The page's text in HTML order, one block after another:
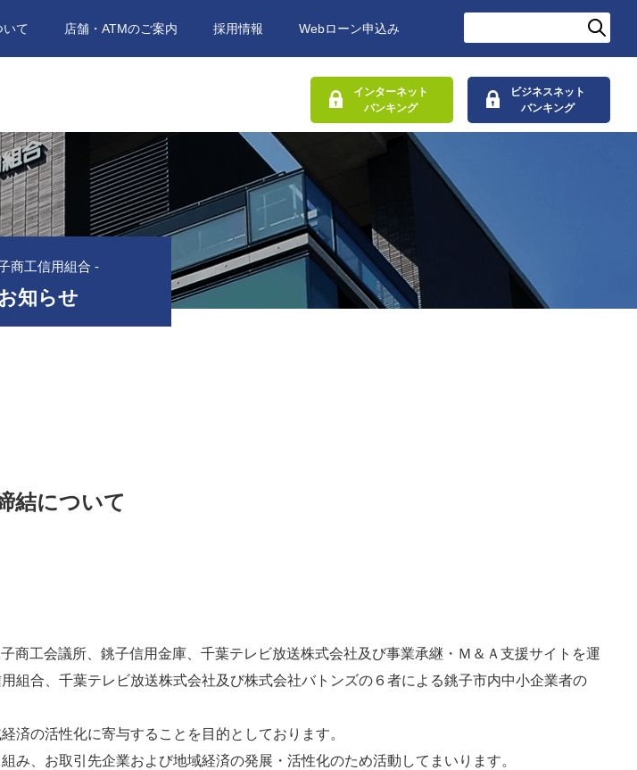
いて 店舗・ATMのご案内 採用情報 Webローン申込み
インターネット
バンキング
ビジネスネット
バンキング
商工信用組合 -
知らせ
結について
工会議所、銚子信用金庫、千葉テレビ放送株式会社及び事業承継・Ｍ＆Ａ支援サイトを運
組合、千葉テレビ放送株式会社及び株式会社バトンズの６者による銚子市内中小企業者の
済の活性化に寄与することを目的としております。
、お取引先企業および地域経済の発展・活性化のため活動してまいります。